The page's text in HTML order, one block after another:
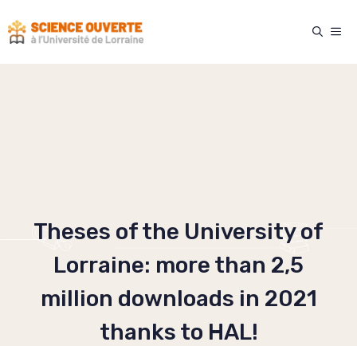
to
Theses of the University of
Lorraine: more than 2,5
million downloads in 2021
thanks to HAL!